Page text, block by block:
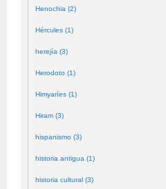
Henochia (2)
Hércules (1)
herejía (3)
Herodoto (1)
Himyaríes (1)
Hiram (3)
hispanismo (3)
historia antigua (1)
historia cultural (3)